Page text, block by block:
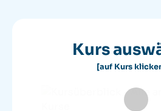
Kurs
[auf Kurs